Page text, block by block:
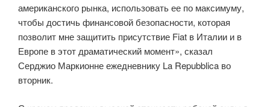
американского рынка, использовать ее по максимуму,
чтобы достичь финансовой безопасности, которая
позволит мне защитить присутствие Fiat в Италии и в
Европе в этот драматический момент», сказал
Серджио Маркионне ежедневнику La Repubblica во
вторник.